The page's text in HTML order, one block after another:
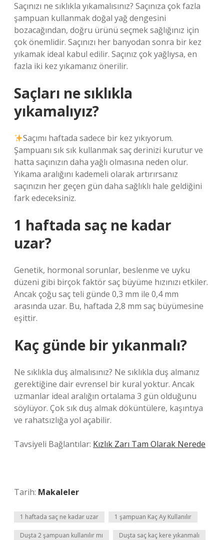
Saçınızı ne sıklıkla yıkamalısınız? Saçınıza çok fazla
şampuan kullanmak doğal yağ dengesini
bozacağından, doğru ürünü seçmek sağlığınız için
çok önemlidir. Saçınızı her banyodan sonra bir kez
yıkamak ideal kabul edilir. Saçınız çok yağlıysa, en
fazla iki kez yıkamanız önerilir.
Saçları ne sıklıkla
yıkamalıyız?
Saçımı haftada sadece bir kez yıkıyorum.
Şampuanı sık sık kullanmak saç derinizi kurutur ve
hatta saçınızın daha yağlı olmasına neden olur.
Yıkama aralığını kademeli olarak artırırsanız
saçınızın her geçen gün daha sağlıklı hale geldiğini
fark edeceksiniz.
1 haftada saç ne kadar
uzar?
Genetik, hormonal sorunlar, beslenme ve uyku
düzeni gibi birçok faktör saç büyüme hızınızı etkiler.
Ancak çoğu saç teli günde 0,3 mm ile 0,4 mm
arasında uzar. Bu, haftada 2,8 mm saç büyümesine
eşittir.
Kaç günde bir yıkanmalı?
Ne sıklıkla duş almalısınız? Ne sıklıkla duş almanız
gerektiğine dair evrensel bir kural yoktur. Ancak
uzmanlar ideal aralığın ortalama 3 gün olduğunu
söylüyor. Çok sık duş almak döküntülere, kaşıntıya
ve rahatsızlığa yol açabilir.
Tavsiyeli Bağlantılar: Kızlık Zarı Tam Olarak Nerede
Tarih: Makaleler
1 haftada saç ne kadar uzar 1 şampuan Kaç Ay Kullanılır
Duşta 2 şampuan kullanılır mı Duşta saç kaç kere yıkanmalı